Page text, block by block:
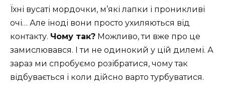
Їхні вусаті мордочки, м’які лапки і проникливі
очі… Але іноді вони просто ухиляються від
контакту. Чому так? Можливо, ти вже про це
замислювався. І ти не одинокий у цій дилемі. А
зараз ми спробуємо розібратися, чому так
відбувається і коли дійсно варто турбуватися.